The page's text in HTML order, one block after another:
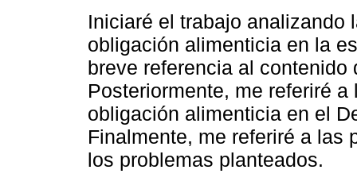
Iniciaré el trabajo analizando
obligación alimenticia en la
breve referencia al
Posteriormente, me referiré
obligación alimenticia en el
Finalmente, me referiré a las
los problemas planteados.